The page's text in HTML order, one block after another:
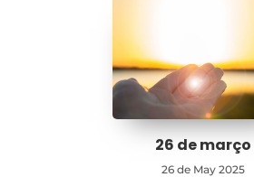
26 de março
26 de May 2025